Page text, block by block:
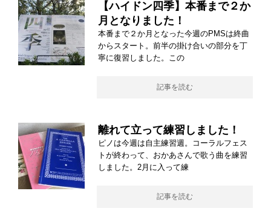
【ハイドン四季】本番まで２か
月となりました！
本番まで２か月となった今週のPMSは終曲
からスタート。前半の掛け合いの部分を丁
寧に復習しました。この
記事を読む
離れて立って練習しました！
ピノは今週は自主練習週。コーラルフェス
トが終わって、おかあさんで歌う曲を練習
しました。2月に入って練
記事を読む